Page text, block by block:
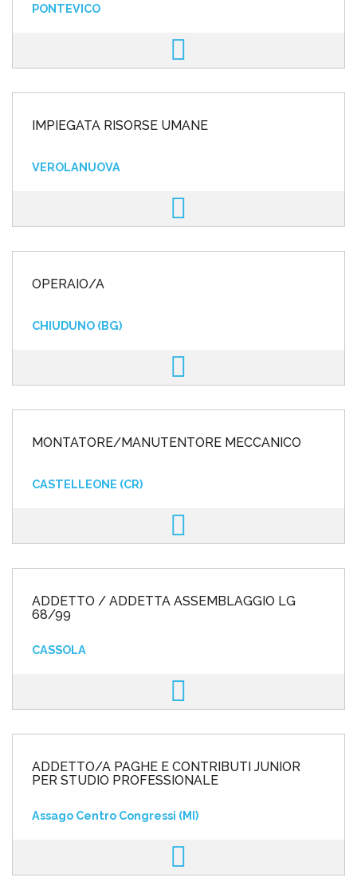
PONTEVICO
IMPIEGATA RISORSE UMANE
VEROLANUOVA
OPERAIO/A
CHIUDUNO (BG)
MONTATORE/MANUTENTORE MECCANICO
CASTELLEONE (CR)
ADDETTO / ADDETTA ASSEMBLAGGIO LG
68/99
CASSOLA
ADDETTO/A PAGHE E CONTRIBUTI JUNIOR
PER STUDIO PROFESSIONALE
Assago Centro Congressi (MI)